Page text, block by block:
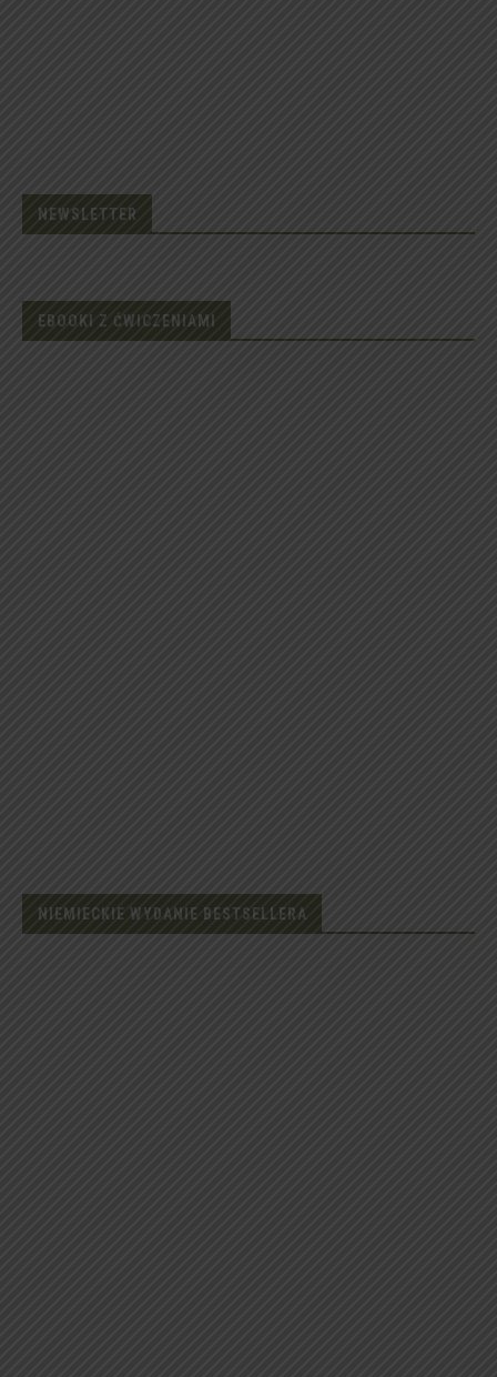
NEWSLETTER
EBOOKI Z ĆWICZENIAMI
NIEMIECKIE WYDANIE BESTSELLERA